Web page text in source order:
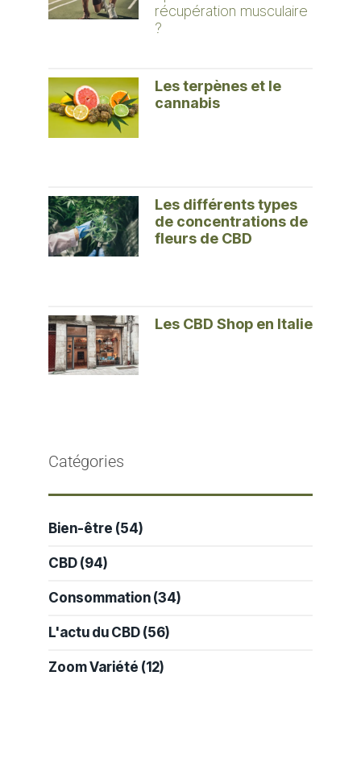
récupération musculaire
?
Les terpènes et le
cannabis
Les différents types
de concentrations de
fleurs de CBD
Les CBD Shop en Italie
Catégories
Bien-être (54)
CBD (94)
Consommation (34)
L'actu du CBD (56)
Zoom Variété (12)